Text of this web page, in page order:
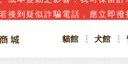
接到疑似詐騙電話，應立即
貓館 犬館